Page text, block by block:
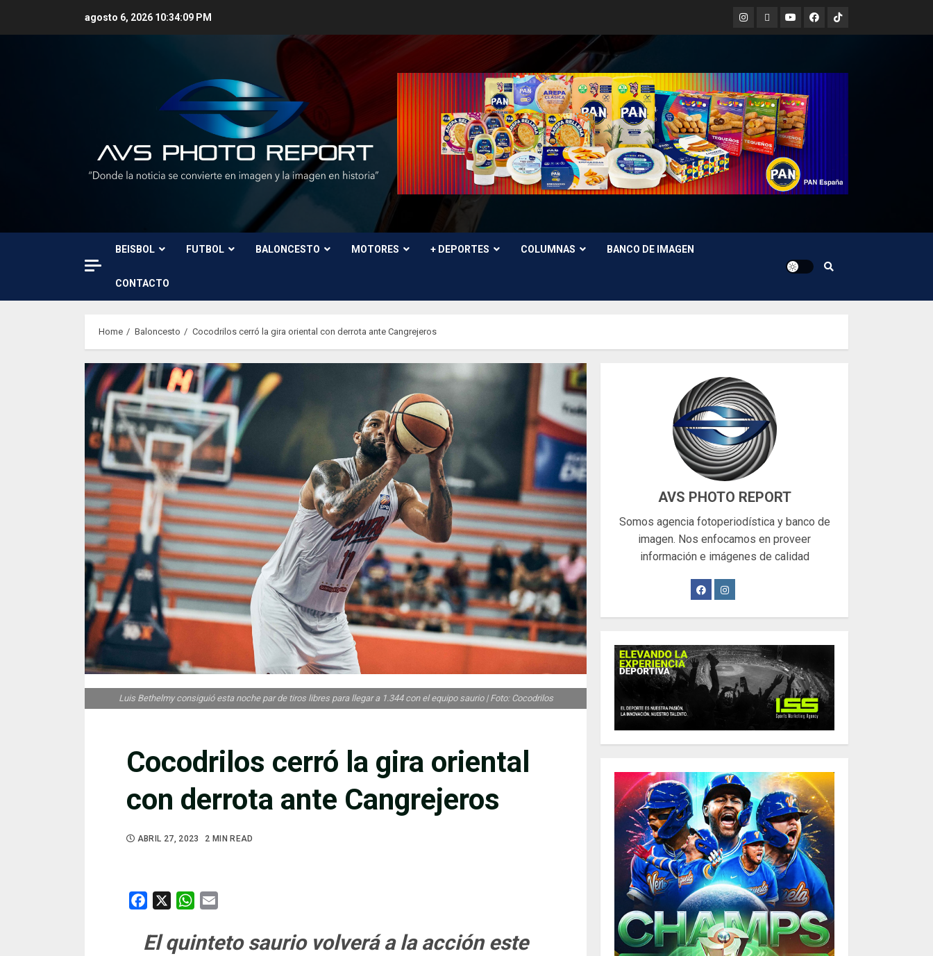
agosto 6, 2026 10:34:11 PM Instagram
X YoutubeFacebook
TikTok
BEISBOL FUTBOL BALONCESTO MOTORES + DEPORTES COLUMNAS BANCO DE IMAGEN
CONTACTO
Home Baloncesto Cocodrilos cerró la gira oriental con derrota ante Cangrejeros
Cocodrilos cerró la gira oriental
con derrota ante Cangrejeros
ABRIL 27, 2023 2 MIN READ
Luis Bethelmy consiguió esta noche par de tiros libres para llegar a 1.344 con el equipo saurio | Foto: Cocodrilos
Facebook WhatsApp
El quinteto saurio volverá a la acción este
AVS PHOTO REPORT
Somos agencia fotoperiodística y banco de
imagen. Nos enfocamos en proveer
información e imágenes de calidad